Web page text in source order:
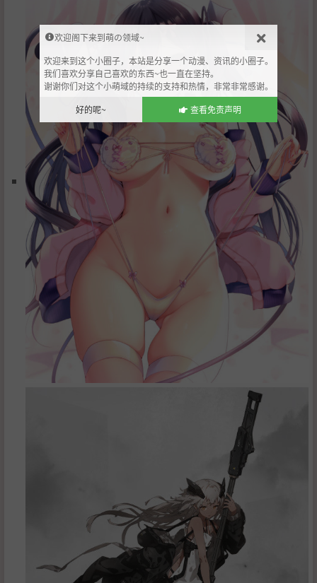
欢迎阁下来到萌の领域~
欢迎来到这个小圈子，本站是分享一个动漫、资讯的小圈子。
我们喜欢分享自己喜欢的东西~也一直在坚持。
谢谢你们对这个小萌域的持续的支持和热情，非常非常感谢。
好的呢~
查看免责声明